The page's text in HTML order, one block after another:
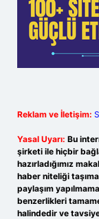
Reklam ve İletişim:
Yasal Uyarı: Bu
şirketi ile hiçbir
hazırladığımız
haber niteliği
paylaşım
benzerlikleri
halindedir ve